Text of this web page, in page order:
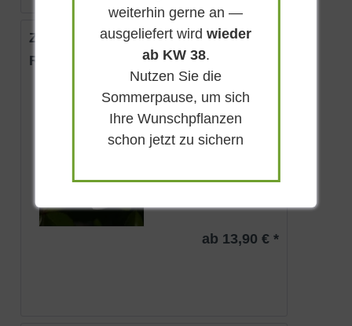
Zwergrose 'Honeymilk'
Rosa 'Honeymilk ®'
Sommergrün
Weißgelb
Sonnig-halbschattig
40 - 50 cm
ab 13,90 € *
weiterhin gerne an —
ausgeliefert wirdwieder
ab KW 38.
Nutzen Sie die
Sommerpause, um sich
Ihre Wunschpflanzen
schon jetzt zu sichern